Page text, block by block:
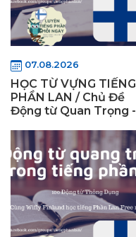
07.08.2026
HỌC TỪ VỰNG TIẾNG
PHẦN LAN / Chủ Đề
Động từ Quan Trọng -